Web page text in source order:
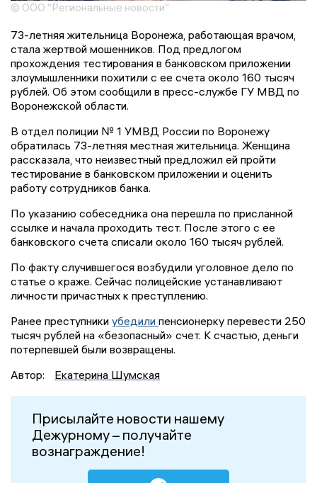
© ООО "Региональные новости"
73-летняя жительница Воронежа, работающая врачом,
стала жертвой мошенников. Под предлогом
прохождения тестирования в банковском приложении
злоумышленники похитили с ее счета около 160 тысяч
рублей. Об этом сообщили в пресс-службе ГУ МВД по
Воронежской области.
В отдел полиции № 1 УМВД России по Воронежу
обратилась 73-летняя местная жительница. Женщина
рассказала, что неизвестный предложил ей пройти
тестирование в банковском приложении и оценить
работу сотрудников банка.
По указанию собеседника она перешла по присланной
ссылке и начала проходить тест. После этого с ее
банковского счета списали около 160 тысяч рублей.
По факту случившегося возбудили уголовное дело по
статье о краже. Сейчас полицейские устанавливают
личности причастных к преступлению.
Ранее преступники убедили пенсионерку перевести 250
тысяч рублей на «безопасный» счет. К счастью, деньги
потерпевшей были возвращены.
Автор:
Екатерина Шумская
Присылайте новости нашему
Дежурному – получайте
вознаграждение!